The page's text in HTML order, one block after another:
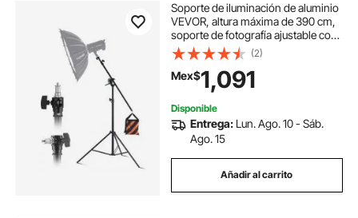
Soporte de iluminación de aluminio
VEVOR, altura máxima de 390 cm,
soporte de fotografía ajustable con
brazo articulado, bolsa de arena,
capacidad de carga máxima de 5
kg, tornillo de 0,63 cm, para
softbox, flash de estudio, paraguas
y anillo de luz.
(2)
Mex$1,091
Disponible
Entrega: Lun. Ago. 10 - Sáb.
Ago. 15
Añadir al carrito